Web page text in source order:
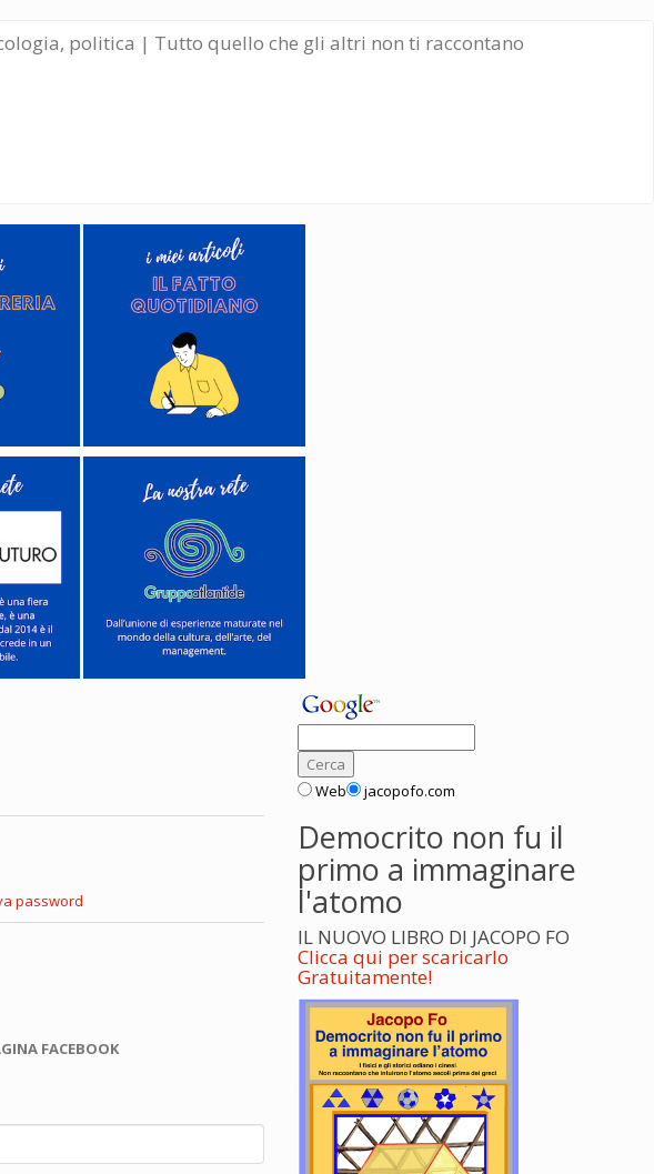
politica | Tutto quello che gli altri non ti raccontano
password
FACEBOOK
Web jacopofo.com
Democrito non fu il
primo a immaginare
l'atomo
IL NUOVO LIBRO DI JACOPO FO
Clicca qui per scaricarlo
Gratuitamente!